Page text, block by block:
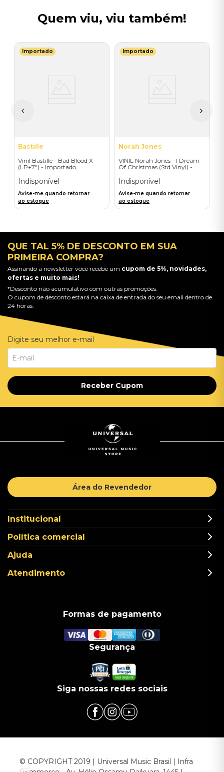
Quem viu, viu também!
Importado
Bastille
Vinil Bastille - Bad Blood X
(LP+7") - Importado
Indisponível
Avise-me quando retornar
ao estoque
Importado
Norah Jones
VINIL Norah Jones - I Dream
Of Christmas (Std Vinyl) -
Indisponível
Avise-me quando retornar
ao estoque
QUE TAL 5% DE DESCONTO EM SUA
PRIMEIRA COMPRA?
Assinando a newsletter você recebe um cupom de 5%, novidades,
ofertas e muito mais!
*Desconto não acumulativo com outras promoções.
O cupom de desconto estará na caixa de entrada do seu email dentro de
24 horas.
Digite seu melhor e-mail
Receber Cupom
Área do Revendedor
Institucional
Política comercial
Ajuda
Atendimento
Formas de pagamento
Segurança
Siga nossas redes sociais
© COPYRIGHT 2019 | Universal Music Brasil | Infra